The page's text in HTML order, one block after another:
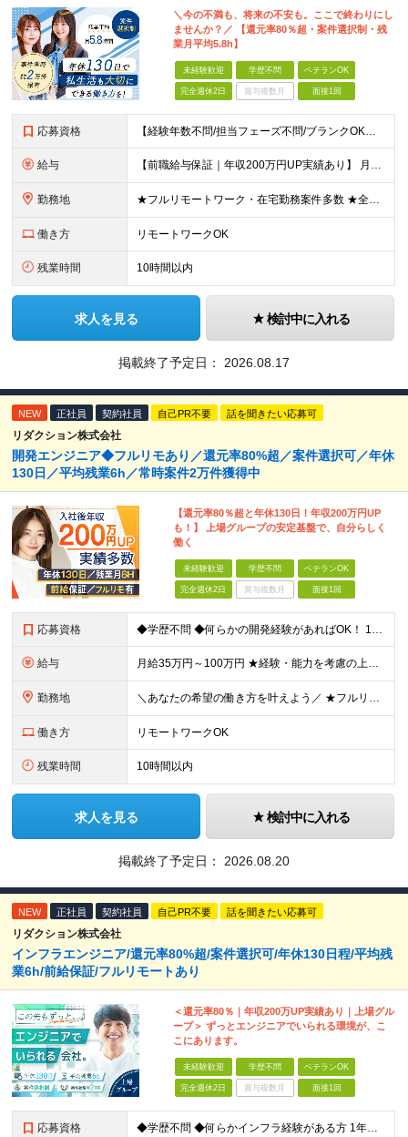
＼今の不満も、将来の不安も。ここで終わりにし
ませんか？／ 【還元率80％超・案件選択制・残
業月平均5.8h】
未経験歓迎 学歴不問 ベテランOK
完全週休2日 賞与複数月 面接1回
応募資格 【経験年数不問/担当フェーズ不問/ブランクOK】 ◆何らかのインフラ経験がある方（（3ヶ月以上でOK！） ◎業種未経験歓迎！ ◎学歴不問 ◎20代～50代まで幅広く活躍中！ ◎人柄重視の採用です♪
給与 【前職給与保証｜年収200万円UP実績あり】 月給35万円～103万円 ＜年収アップ事例＞ エンジニア：入社1年目 経験3年 月給46万円（諸手当含めず）※前職から月給16万円アップ エンジニア
勤務地 ★フルリモートワーク・在宅勤務案件多数 ★全国各地にプロジェクトあり ★希望を考慮・転居を伴う転勤は無し・在宅ワークOK ★東京・大阪に加えて、2023年1月に札幌・名古屋・福岡OPEN！ 【本社
働き方 リモートワークOK
残業時間 10時間以内
求人を見る 検討中に入れる
掲載終了予定日： 2026.08.17
NEW 正社員 契約社員 自己PR不要 話を聞きたい応募可
リダクション株式会社
開発エンジニア◆フルリモあり／還元率80%超／案件選択可／年休
130日／平均残業6h／常時案件2万件獲得中
【還元率80％超と年休130日！年収200万円UP
も！】 上場グループの安定基盤で、自分らしく
働く
未経験歓迎 学歴不問 ベテランOK
完全週休2日 賞与複数月 面接1回
応募資格 ◆学歴不問 ◆何らかの開発経験があればOK！ 1年未満のご経験でも歓迎！ ◆経験年数・担当フェーズ・言語不問 ＼こんな方もぜひご応募ください！／ ・IT業界で何らかの実務経験をお持ちの方 ・第二新卒
給与 月給35万円～100万円 ★経験・能力を考慮の上、決定 ★前職給与を100％保証 ★案件内容の開示・明確な評価制度 ※上記金額には30時間分・6万6500円以上の固定残業代が含まれています ※超過
勤務地 ＼あなたの希望の働き方を叶えよう／ ★フルリモート・リモートワークOK ★希望を考慮します ★転居を伴う転勤は無し 本社：東京都豊島区高田2丁目17-22 目白中野ビル 5階 大阪：大阪府大阪市西区
働き方 リモートワークOK
残業時間 10時間以内
求人を見る 検討中に入れる
掲載終了予定日： 2026.08.20
NEW 正社員 契約社員 自己PR不要 話を聞きたい応募可
リダクション株式会社
インフラエンジニア/還元率80%超/案件選択可/年休130日程/平均残
業6h/前給保証/フルリモートあり
＜還元率80％｜年収200万UP実績あり｜上場グル
ープ＞ ずっとエンジニアでいられる環境が、こ
こにあります。
未経験歓迎 学歴不問 ベテランOK
完全週休2日 賞与複数月 面接1回
応募資格 ◆学歴不問 ◆何らかインフラ経験がある方 1年未満のご経験でも歓迎！ ◆経験年数・担当フェーズ・言語不問 ＼こんな方もぜひご応募ください！／ ・IT業界で何らかの実務経験をお持ちの方 ・第二新卒の方